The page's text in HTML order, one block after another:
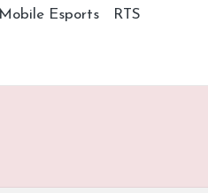
Mobile Esports RTS